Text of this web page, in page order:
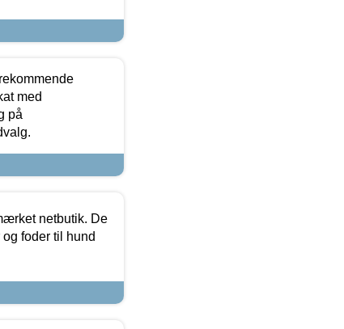
med
på
netbutik. De
foder til hund